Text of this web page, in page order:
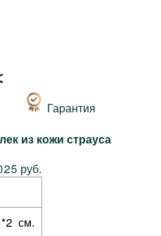
Гарантия
из кожи страуса
руб.
*2 см.